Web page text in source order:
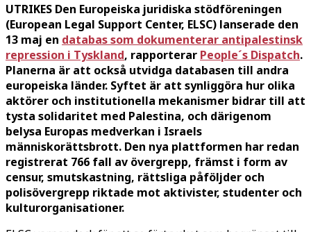
UTRIKES Den Europeiska juridiska stödföreningen
(European Legal Support Center, ELSC) lanserade den
13 maj en databas som dokumenterar antipalestinsk
repression i Tyskland, rapporterar People´s Dispatch.
Planerna är att också utvidga databasen till andra
europeiska länder. Syftet är att synliggöra hur olika
aktörer och institutionella mekanismer bidrar till att
tysta solidaritet med Palestina, och därigenom
belysa Europas medverkan i Israels
människorättsbrott. Den nya plattformen har redan
registrerat 766 fall av övergrepp, främst i form av
censur, smutskastning, rättsliga påföljder och
polisövergrepp riktade mot aktivister, studenter och
kulturorganisationer.